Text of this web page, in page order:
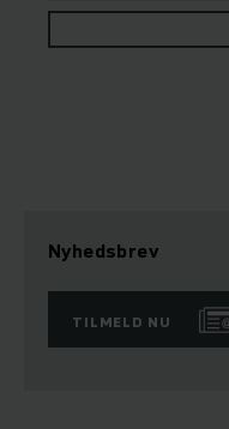
Nyhedsbrev
TILMELD NU